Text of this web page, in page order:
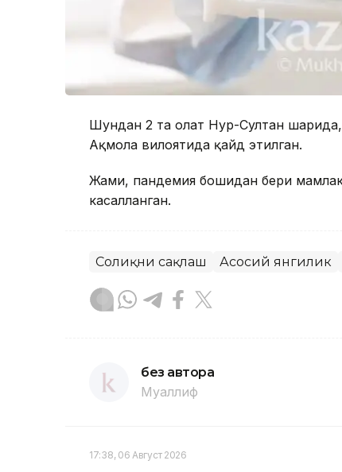
Шундан 2 та ҳолат Нур-Султан
Ақмола вилоятида қайд этилган.
Жами, пандемия бошидан бери
касалланган.
Соғлиқни сақлаш Асосий янгилик
без автора
Муаллиф
17:38, 06 Август 2026